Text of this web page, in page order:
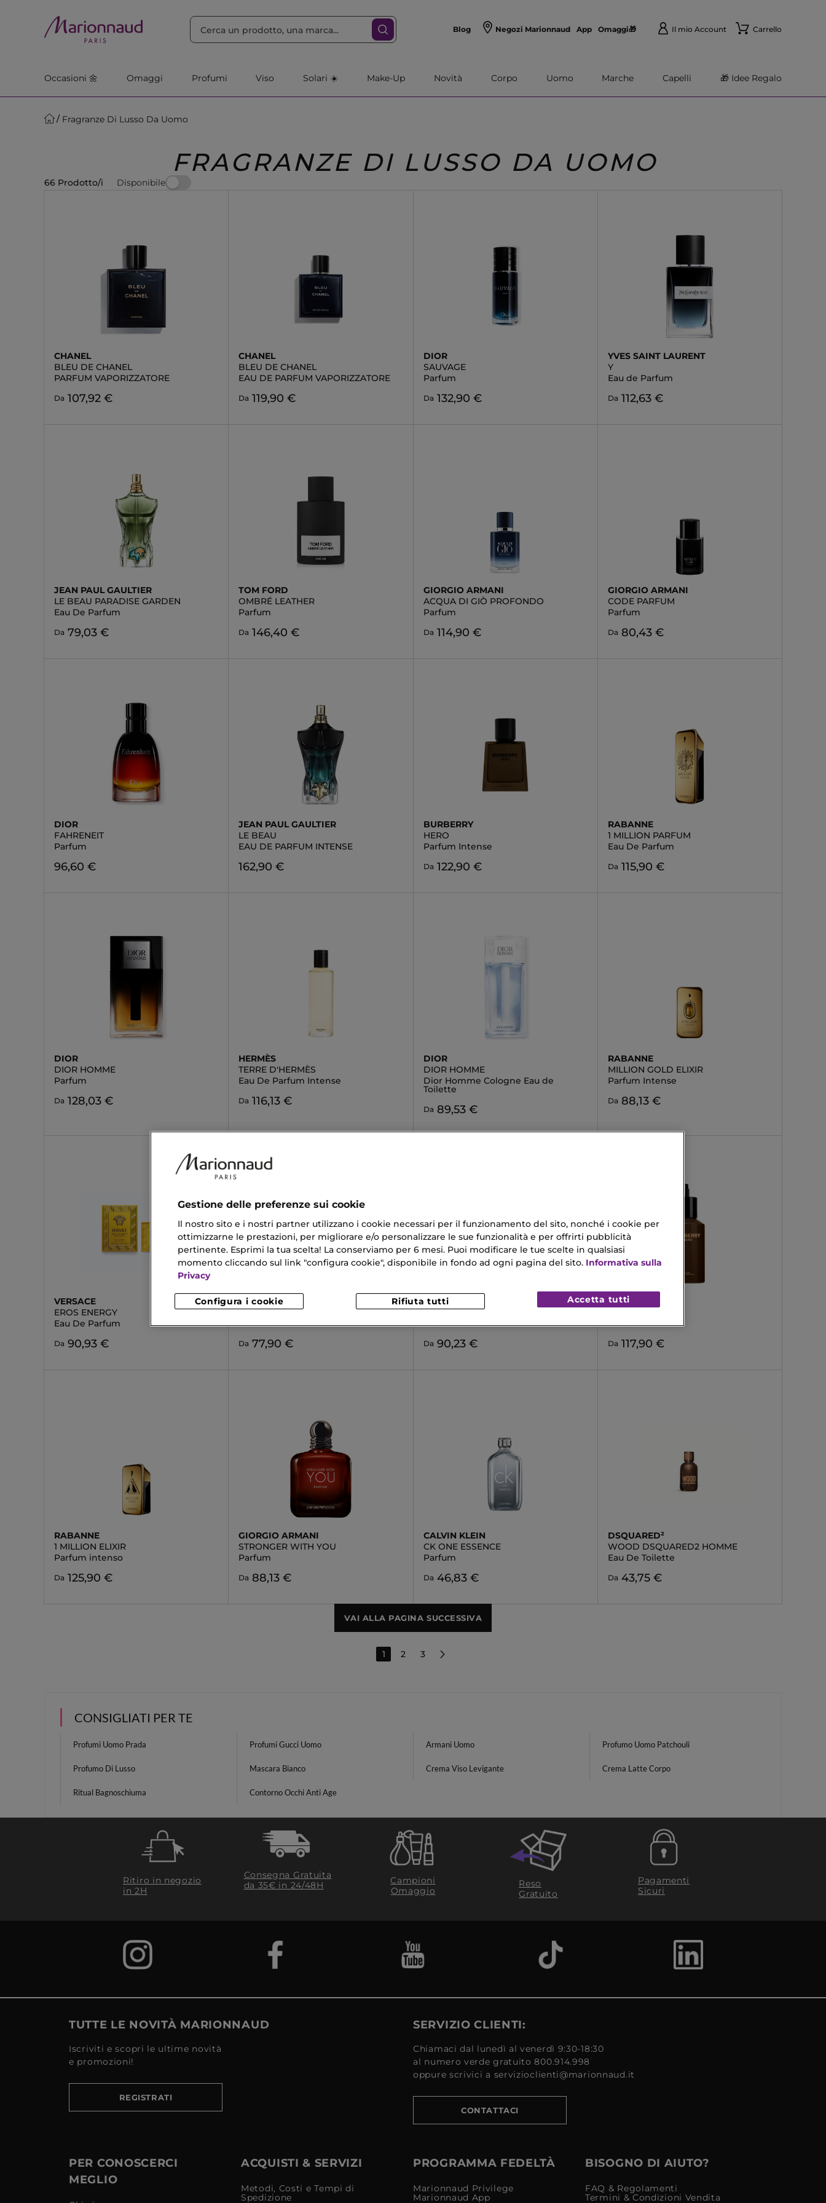
Blog Negozi Marionnaud App Omaggi🎁 Il mio Account Carrello
Occasioni 🌼 Omaggi Profumi Viso Solari ☀️ Make-Up Novità Corpo Uomo Marche Capelli 🎁 Idee Regalo
Fragranze Di Lusso Da Uomo
FRAGRANZE DI LUSSO DA UOMO
66 Prodotto/i Disponibile
CHANEL
BLEU DE CHANEL
PARFUM VAPORIZZATORE
Da 107,92 €
CHANEL
BLEU DE CHANEL
EAU DE PARFUM VAPORIZZATORE
Da 119,90 €
DIOR
SAUVAGE
Parfum
Da 132,90 €
YVES SAINT LAURENT
Y
Eau de Parfum
Da 112,63 €
JEAN PAUL GAULTIER
LE BEAU PARADISE GARDEN
Eau De Parfum
Da 79,03 €
TOM FORD
OMBRÉ LEATHER
Parfum
Da 146,40 €
GIORGIO ARMANI
ACQUA DI GIÒ PROFONDO
Parfum
Da 114,90 €
GIORGIO ARMANI
CODE PARFUM
Parfum
Da 80,43 €
DIOR
FAHRENEIT
Parfum
96,60 €
JEAN PAUL GAULTIER
LE BEAU
EAU DE PARFUM INTENSE
162,90 €
BURBERRY
HERO
Parfum Intense
Da 122,90 €
RABANNE
1 MILLION PARFUM
Eau De Parfum
Da 115,90 €
DIOR
DIOR HOMME
Parfum
Da 128,03 €
HERMÈS
TERRE D'HERMÈS
Eau De Parfum Intense
Da 116,13 €
DIOR
DIOR HOMME
Dior Homme Cologne Eau de
Toilette
Da 89,53 €
RABANNE
MILLION GOLD ELIXIR
Parfum Intense
Da 88,13 €
VERSACE
EROS ENERGY
Eau De Parfum
Da 90,93 €
GIORGIO ARMANI
STRONGER WITH YOU
Eau de Toilette
Da 77,90 €
ISSEY MIYAKE
LE SEL D'ISSEY
Eau De Toilette
Da 90,23 €
BURBERRY
Parfum
Da 117,90 €
RABANNE
1 MILLION ELIXIR
Parfum intenso
Da 125,90 €
GIORGIO ARMANI
STRONGER WITH YOU
Parfum
Da 88,13 €
CALVIN KLEIN
CK ONE ESSENCE
Parfum
Da 46,83 €
DSQUARED²
WOOD DSQUARED2 HOMME
Eau De Toilette
Da 43,75 €
VAI ALLA PAGINA SUCCESSIVA
1 2 3
CONSIGLIATI PER TE
Profumi Uomo Prada Profumi Gucci Uomo Armani Uomo Profumo Uomo Patchouli
Profumo Di Lusso Mascara Bianco Crema Viso Levigante Crema Latte Corpo
Ritual Bagnoschiuma Contorno Occhi Anti Age
Ritiro in negozio
in 2H
Consegna Gratuita
da 35€​ in 24/48H
Campioni
Omaggio
Reso
Gratuito
Pagamenti
Sicuri
TUTTE LE NOVITÀ MARIONNAUD
Iscriviti e scopri le ultime novità
e promozioni!
REGISTRATI
SERVIZIO CLIENTI:
Chiamaci dal lunedì al venerdì 9:30-18:30
al numero verde gratuito 800.914.998
oppure scrivici a servizioclienti@marionnaud.it
CONTATTACI
PER CONOSCERCI
MEGLIO
ACQUISTI & SERVIZI
Metodi, Costi e Tempi di
Spedizione
PROGRAMMA FEDELTÀ
Marionnaud Privilege
Marionnaud App
BISOGNO DI AIUTO?
FAQ & Regolamenti
Termini & Condizioni Vendita
Gestione delle preferenze sui cookie
Il nostro sito e i nostri partner utilizzano i cookie necessari per il funzionamento del sito, nonché i cookie per
ottimizzarne le prestazioni, per migliorare e/o personalizzare le sue funzionalità e per offrirti pubblicità
pertinente. Esprimi la tua scelta! La conserviamo per 6 mesi. Puoi modificare le tue scelte in qualsiasi
momento cliccando sul link "configura cookie", disponibile in fondo ad ogni pagina del sito. Informativa sulla
Privacy
Configura i cookie Rifiuta tutti Accetta tutti